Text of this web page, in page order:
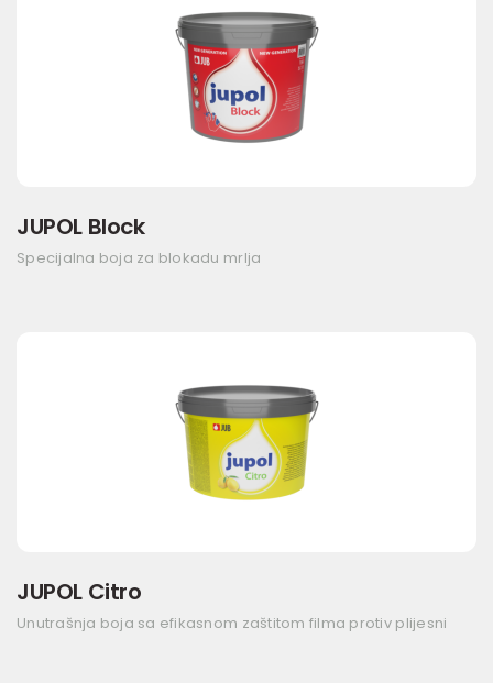
JUPOL Block
Specijalna boja za blokadu mrlja
JUPOL Citro
Unutrašnja boja sa efikasnom zaštitom filma protiv plijesni